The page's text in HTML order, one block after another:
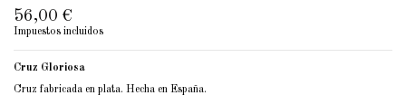
56,00 €
Impuestos incluidos
Cruz Gloriosa
Cruz fabricada en plata. Hecha en España.